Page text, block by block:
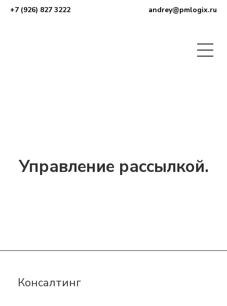
+7 (926) 827 3222 andrey@pmlogix.ru
Управление рассылкой.
Консалтинг